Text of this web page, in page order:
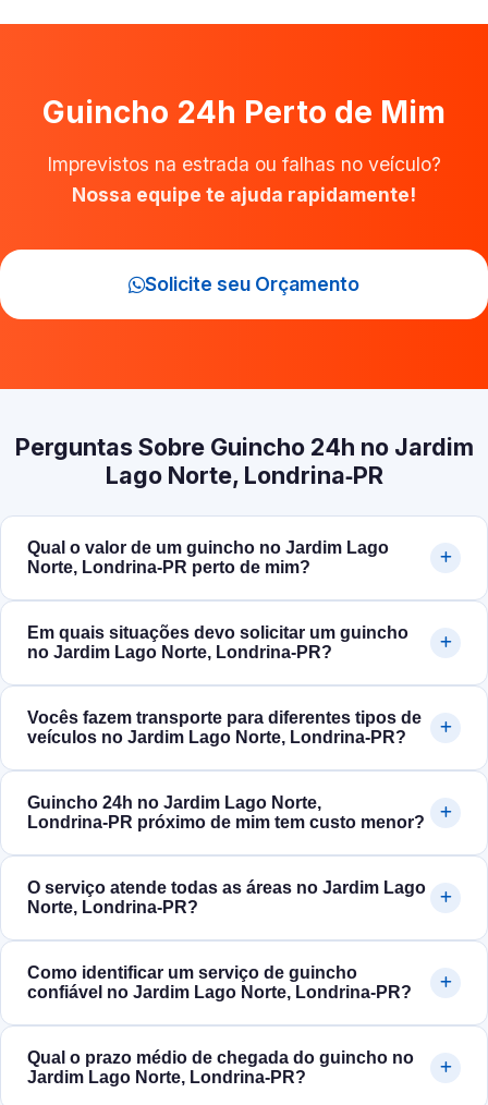
Guincho 24h Perto de Mim
Imprevistos na estrada ou falhas no veículo?
Nossa equipe te ajuda rapidamente!
Solicite seu Orçamento
Perguntas Sobre Guincho 24h no Jardim
Lago Norte, Londrina‑PR
Qual o valor de um guincho no Jardim Lago
Norte, Londrina‑PR perto de mim?
Em quais situações devo solicitar um guincho
no Jardim Lago Norte, Londrina‑PR?
Vocês fazem transporte para diferentes tipos de
veículos no Jardim Lago Norte, Londrina‑PR?
Guincho 24h no Jardim Lago Norte,
Londrina‑PR próximo de mim tem custo menor?
O serviço atende todas as áreas no Jardim Lago
Norte, Londrina‑PR?
Como identificar um serviço de guincho
confiável no Jardim Lago Norte, Londrina‑PR?
Qual o prazo médio de chegada do guincho no
Jardim Lago Norte, Londrina‑PR?